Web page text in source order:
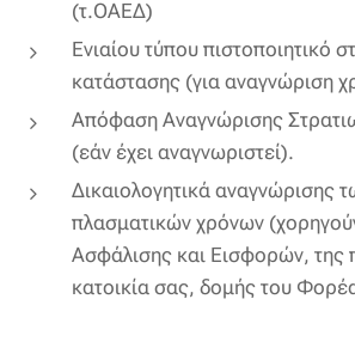
(τ.ΟΑΕΔ)
Ενιαίου τύπου πιστοποιητικό
κατάστασης (για αναγνώριση
Απόφαση Αναγνώρισης
(εάν έχει αναγνωριστεί).
Δικαιολογητικά αναγνώρισης
πλασματικών χρόνων
Ασφάλισης και Εισφορών, της
κατοικία σας, δομής του